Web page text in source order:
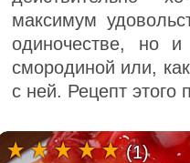
максимум
одиночестве, но
смородиной или,
с ней. Рецепт этого
(1)